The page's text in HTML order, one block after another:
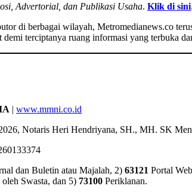
Advertorial, dan Publikasi Usaha. Klik di sini.
di berbagai wilayah, Metromedianews.co
demi terciptanya ruang informasi yang terbuka
| www.mmni.co.id
Notaris Heri Hendriyana, SH., MH. SK
dan Buletin atau Majalah, 2) 63121 Portal
Swasta, dan 5) 73100 Periklanan.